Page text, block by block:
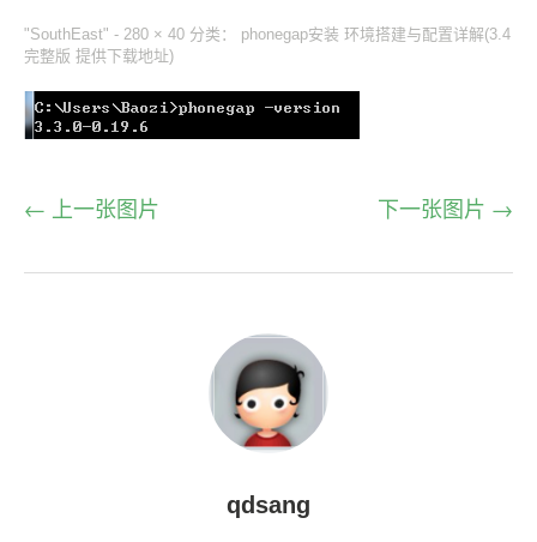
"SouthEast" - 280 × 40 分类： phonegap安装 环境搭建与配置详解(3.4
完整版 提供下载地址)
← 上一张图片 下一张图片 →
qdsang